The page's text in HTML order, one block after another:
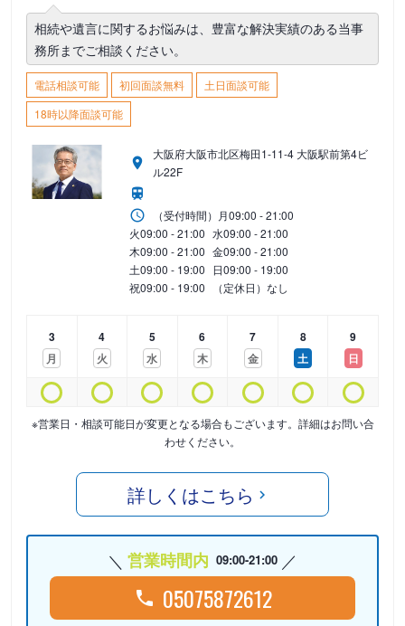
相続や遺言に関するお悩みは、豊富な解決実績のある当事
務所までご相談ください。
電話相談可能 初回面談無料
土日面談可能
18時以降面談可能
大阪府大阪市北区梅田1-11-4 大阪駅前第4ビ
ル22F
（受付時間） 月09:00 - 21:00
火09:00 - 21:00 水09:00 - 21:00
木09:00 - 21:00 金09:00 - 21:00
土09:00 - 19:00 日09:00 - 19:00
祝09:00 - 19:00 （定休日）なし
3
月
4
火
5
水
6
木
7
金
8
土
9
日
※営業日・相談可能日が変更となる場合もございます。詳細はお問い合
わせください。
詳しくはこちら
営業時間内 09:00-21:00
05075872612